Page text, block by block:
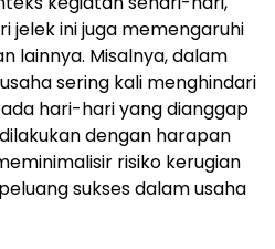
jelek ini juga memengaruhi
lainnya. Misalnya, dalam
sering kali menghindari
hari-hari yang dianggap
dengan harapan
risiko kerugian
sukses dalam usaha